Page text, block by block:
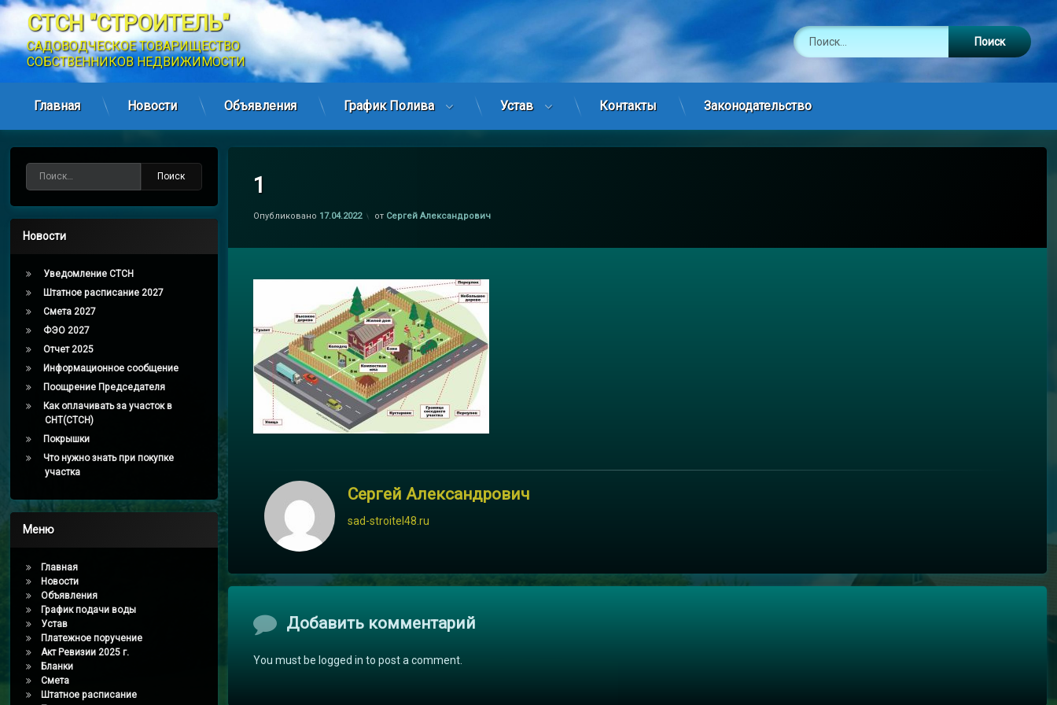
содержимому
СТСН "СТРОИТЕЛЬ"
САДОВОДЧЕСКОЕ ТОВАРИЩЕСТВО
СОБСТВЕННИКОВ НЕДВИЖИМОСТИ
Найти:
Главная Новости Объявления График Полива Устав Контакты Законодательство
1
Опубликовано 17.04.2022 от Сергей Александрович
Сергей Александрович
sad-stroitel48.ru
Комментарии
Добавить комментарий
You must be logged in to post a comment.
Новости
Уведомление СТСН
Штатное расписание 2027
Смета 2027
ФЭО 2027
Отчет 2025
Информационное сообщение
Поощрение Председателя
Как оплачивать за участок в
СНТ(СТСН)
Покрышки
Что нужно знать при покупке
участка
Меню
Главная
Новости
Объявления
График подачи воды
Устав
Платежное поручение
Акт Ревизии 2025 г.
Бланки
Смета
Штатное расписание